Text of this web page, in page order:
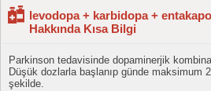
levodopa + karbidopa +
Hakkında Kısa Bilgi
Parkinson tedavisinde dopaminerjik
Düşük dozlarla başlanıp günde maksimum
şekilde.